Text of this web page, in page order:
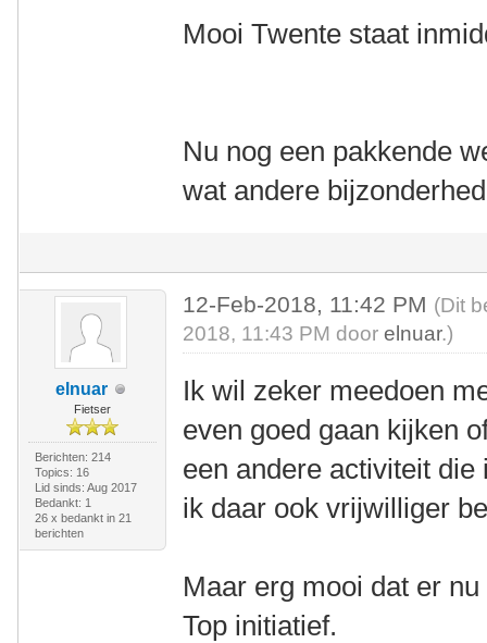
Mooi Twente staat
Nu nog een pakkende
wat andere
elnuar
Fietser
Berichten: 214
Topics: 16
Lid sinds: Aug 2017
Bedankt: 1
26 x bedankt in 21
berichten
12-Feb-2018, 11:42 PM (Dit
2018, 11:43 PM doorelnuar.)
Ik wil zeker meedoen
even goed gaan kijken
een andere activiteit
ik daar ook vrijwilliger
Maar erg mooi dat er
Top initiatief.